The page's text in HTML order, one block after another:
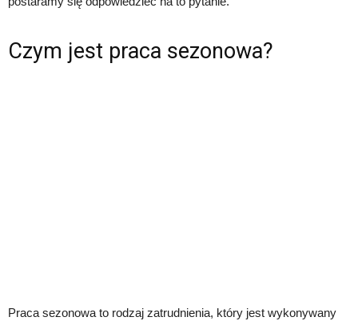
Czym jest praca sezonowa?
Praca sezonowa to rodzaj zatrudnienia, który jest wykonywany